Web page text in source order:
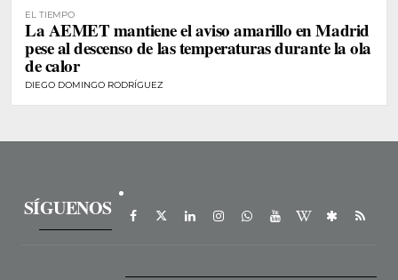
EL TIEMPO
La AEMET mantiene el aviso amarillo en Madrid
pese al descenso de las temperaturas durante la ola
de calor
DIEGO DOMINGO RODRÍGUEZ
SÍGUENOS